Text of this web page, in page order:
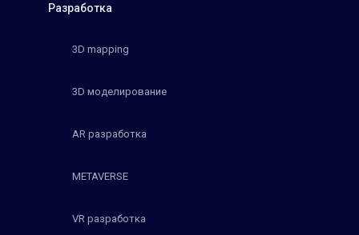
Разработка
3D mapping
3D моделирование
AR разработка
METAVERSE
VR разработка